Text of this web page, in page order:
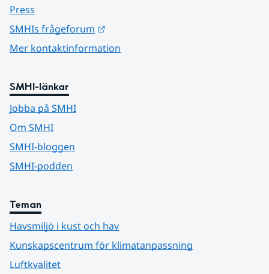
Press
SMHIs frågeforum
Mer kontaktinformation
SMHI-länkar
Jobba på SMHI
Om SMHI
SMHI-bloggen
SMHI-podden
Teman
Havsmiljö i kust och hav
Kunskapscentrum för klimatanpassning
Luftkvalitet